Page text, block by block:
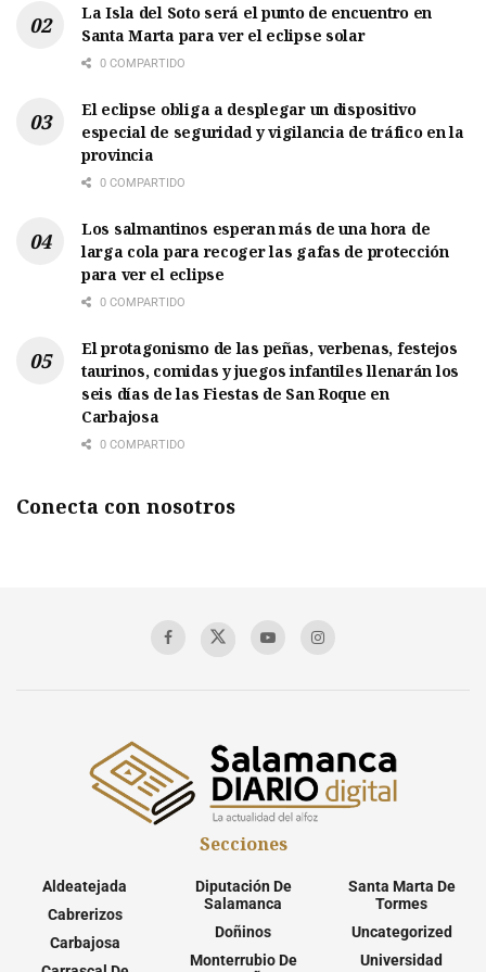
La Isla del Soto será el punto de encuentro en
Santa Marta para ver el eclipse solar
0 COMPARTIDO
El eclipse obliga a desplegar un dispositivo
especial de seguridad y vigilancia de tráfico en la
provincia
0 COMPARTIDO
Los salmantinos esperan más de una hora de
larga cola para recoger las gafas de protección
para ver el eclipse
0 COMPARTIDO
El protagonismo de las peñas, verbenas, festejos
taurinos, comidas y juegos infantiles llenarán los
seis días de las Fiestas de San Roque en
Carbajosa
0 COMPARTIDO
Conecta con nosotros
Secciones
Aldeatejada
Cabrerizos
Carbajosa
Diputación De
Salamanca
Doñinos
Monterrubio De
Santa Marta De
Tormes
Uncategorized
Universidad